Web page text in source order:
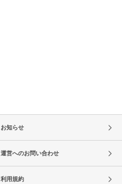
お知らせ
運営へのお問い合わせ
利用規約